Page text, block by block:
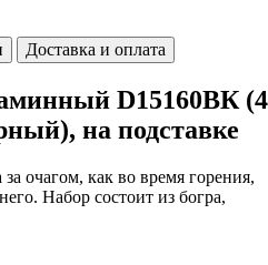
Доставка и оплата
D15160ВК (4
на подставке
очагом, как во время горения,
Набор состоит из богра,